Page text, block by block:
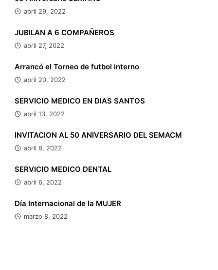
abril 29, 2022
JUBILAN A 6 COMPAÑEROS
abril 27, 2022
Arrancó el Torneo de futbol interno
abril 20, 2022
SERVICIO MEDICO EN DIAS SANTOS
abril 13, 2022
INVITACION AL 50 ANIVERSARIO DEL SEMACM
abril 8, 2022
SERVICIO MEDICO DENTAL
abril 6, 2022
Día Internacional de la MUJER
marzo 8, 2022